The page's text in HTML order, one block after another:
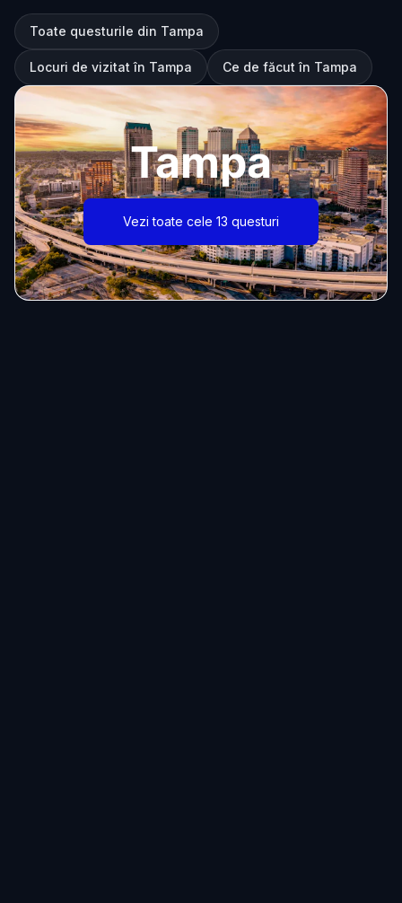
Toate questurile din Tampa
Locuri de vizitat în Tampa Ce de făcut în Tampa
Tampa
Vezi toate cele 13 questuri